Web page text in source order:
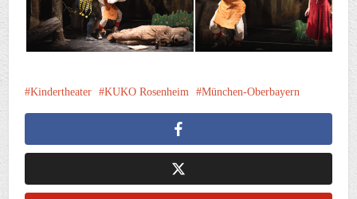
Kindertheater KUKO Rosenheim München-Oberbayern